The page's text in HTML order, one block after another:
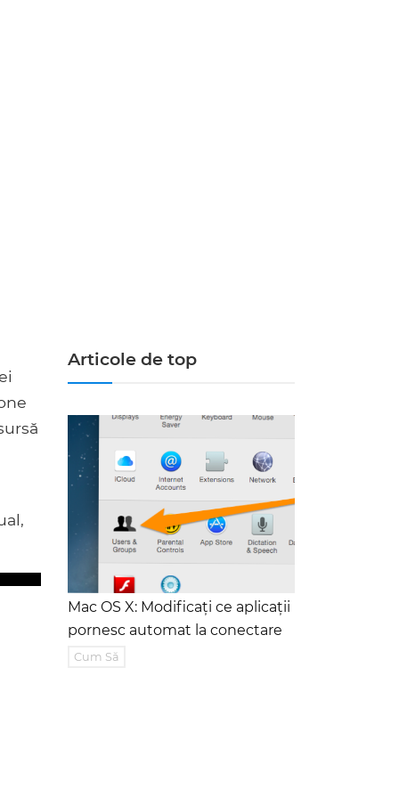
Articole de top
Mac OS X: Modificați ce aplicații
pornesc automat la conectare
Cum Să